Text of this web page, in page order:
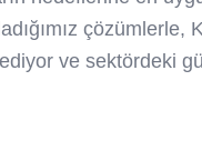
çözümlerle,
ve sektördeki